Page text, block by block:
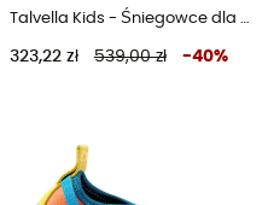
Talvella Kids - Śniegowce dla dzieci
323,22 zł 539,00 zł -40%